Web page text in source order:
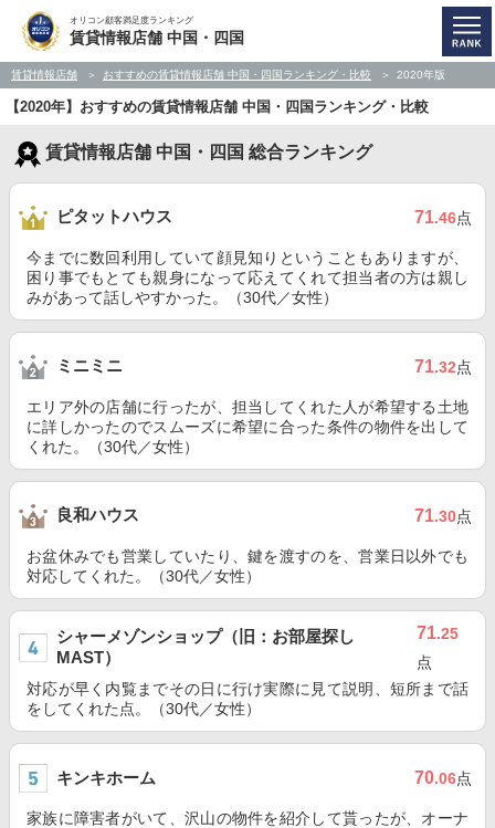
オリコン顧客満足度ランキング
賃貸情報店舗 中国・四国
賃貸情報店舗 おすすめの賃貸情報店舗 中国・四国ランキング・比較 2020年版
【2020年】おすすめの賃貸情報店舗 中国・四国ランキング・比較
賃貸情報店舗 中国・四国 総合ランキング
ピタットハウス 71.46点
今までに数回利用していて顔見知りということもありますが、
困り事でもとても親身になって応えてくれて担当者の方は親し
みがあって話しやすかった。（30代／女性）
ミニミニ 71.32点
エリア外の店舗に行ったが、担当してくれた人が希望する土地
に詳しかったのでスムーズに希望に合った条件の物件を出して
くれた。（30代／女性）
良和ハウス 71.30点
お盆休みでも営業していたり、鍵を渡すのを、営業日以外でも
対応してくれた。（30代／女性）
シャーメゾンショップ（旧：お部屋探し
MAST）
71.25
点
対応が早く内覧までその日に行け実際に見て説明、短所まで話
をしてくれた点。（30代／女性）
キンキホーム 70.06点
家族に障害者がいて、沢山の物件を紹介して貰ったが、オーナ